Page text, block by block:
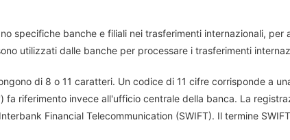
specifiche banche e filiali nei trasferimenti internazionali, per
utilizzati dalle banche per processare i trasferimenti
di 8 o 11 caratteri. Un codice di 11 cifre corrisponde a
fa riferimento invece all'ufficio centrale della banca. La
Financial Telecommunication (SWIFT). Il termine